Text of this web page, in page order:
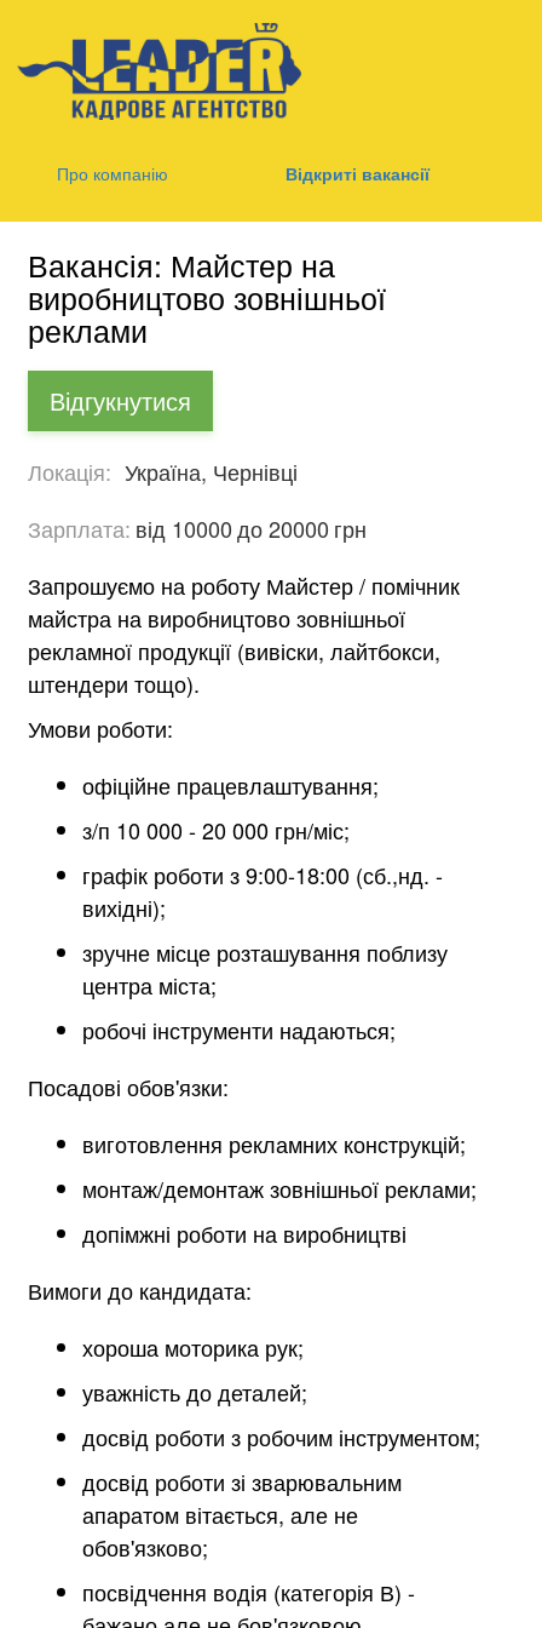
Про компанію Відкриті вакансії
Вакансія: Майстер на
виробництово зовнішньої
реклами
Відгукнутися
Локація: Україна, Чернівці
Зарплата: від 10000 до 20000 грн
Запрошуємо на роботу Майстер / помічник
майстра на виробництово зовнішньої
рекламної продукції (вивіски, лайтбокси,
штендери тощо).
Умови роботи:
офіційне працевлаштування;
з/п 10 000 - 20 000 грн/міс;
графік роботи з 9:00-18:00 (сб.,нд. -
вихідні);
зручне місце розташування поблизу
центра міста;
робочі інструменти надаються;
Посадові обов'язки:
виготовлення рекламних конструкцій;
монтаж/демонтаж зовнішньої реклами;
допімжні роботи на виробництві
Вимоги до кандидата:
хороша моторика рук;
уважність до деталей;
досвід роботи з робочим інструментом;
досвід роботи зі зварювальним
апаратом вітається, але не
обов'язково;
посвідчення водія (категорія В) -